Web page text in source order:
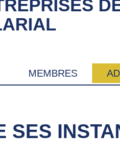
MEMBRES
SES